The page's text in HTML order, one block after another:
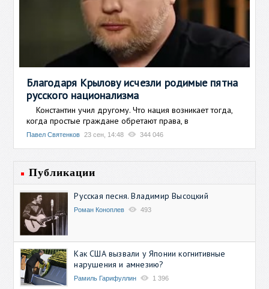
Благодаря Крылову исчезли родимые пятна
русского национализма
Константин учил другому. Что нация возникает тогда,
когда простые граждане обретают права, в
Павел Святенков 23 сен, 14:48 344 046
Публикации
Русская песня. Владимир Высоцкий
Роман Коноплев 493
Как США вызвали у Японии когнитивные
нарушения и амнезию?
Рамиль Гарифуллин 1 396